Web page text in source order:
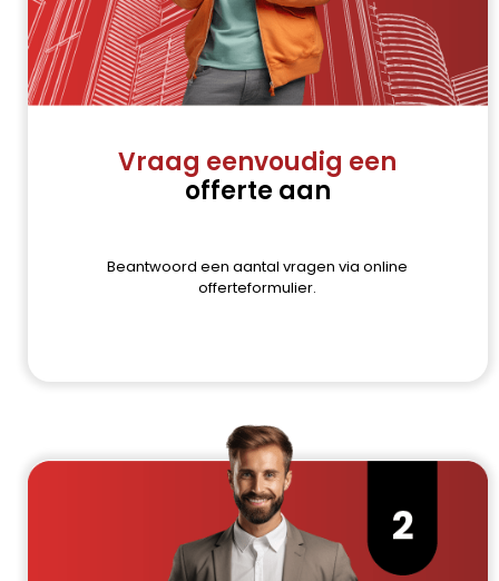
Vraag eenvoudig een
offerte aan
Beantwoord een aantal vragen via online
offerteformulier.